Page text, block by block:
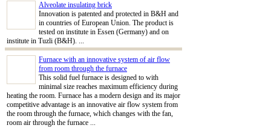
Alveolate insulating brick
Innovation is patented and protected in B&H and
in countries of European Union. The product is
tested on institute in Essen (Germany) and on
institute in Tuzli (B&H). ...
Furnace with an innovative system of air flow
from room through the furnace
This solid fuel furnace is designed to with
minimal size reaches maximum efficiency during
heating the room. Furnace has a modern design and its major
competitive advantage is an innovative air flow system from
the room through the furnace, which changes with the fan,
room air through the furnace ...